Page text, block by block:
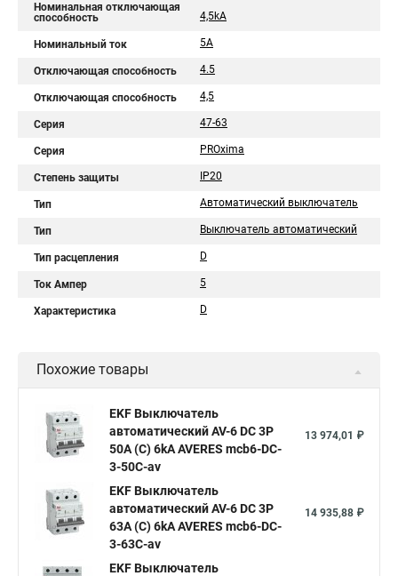
Номинальная отключающая
способность
4,5kA
Номинальный ток 5А
Отключающая способность 4.5
Отключающая способность 4,5
Серия 47-63
Серия PROxima
Степень защиты IP20
Тип Автоматический выключатель
Тип Выключатель автоматический
Тип расцепления D
Ток Ампер 5
Характеристика D
Похожие товары
EKF Выключатель
автоматический AV-6 DC 3P
50A (C) 6kA AVERES mcb6-DC-
3-50C-av
13 974,01 ₽
EKF Выключатель
автоматический AV-6 DC 3P
63A (C) 6kA AVERES mcb6-DC-
3-63C-av
14 935,88 ₽
EKF Выключатель